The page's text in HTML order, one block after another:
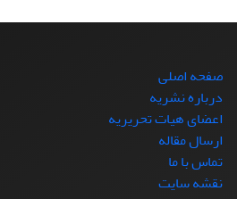
صفحه اصلی
درباره نشریه
اعضای هیات تحریریه
ارسال مقاله
تماس با ما
نقشه سایت